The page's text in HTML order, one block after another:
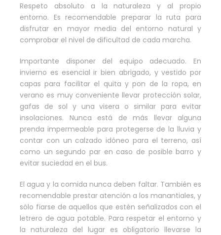
Respeto absoluto a la naturaleza y al propio
entorno. Es recomendable preparar la ruta para
disfrutar en mayor media del entorno natural y
comprobar el nivel de dificultad de cada marcha.
Importante disponer del equipo adecuado. En
invierno es esencial ir bien abrigado, y vestido por
capas para facilitar el quita y pon de la ropa, en
verano es muy conveniente llevar protección solar,
gafas de sol y una visera o similar para evitar
insolaciones. Nunca está de más llevar alguna
prenda impermeable para protegerse de la lluvia y
contar con un calzado idóneo para el terreno, así
como un segundo par en caso de posible barro y
evitar suciedad en el bus.
El agua y la comida nunca deben faltar. También es
recomendable prestar atención a los manantiales, y
sólo fiarse de aquellos que estén señalizados con el
letrero de agua potable. Para respetar el entorno y
la naturaleza del lugar es obligatorio llevarse la